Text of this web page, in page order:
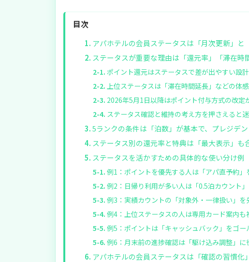
目次
アパホテルの会員ステータスは「月次更新」と
ステータスが重要な理由は「還元率」「滞在時
ポイント還元はステータスで差が出やすい設
上位ステータスは「滞在時間延長」などの体
2026年5月1日以降はポイント付与方式の改定
ステータス確認と維持の考え方を押さえると
5ランクの条件は「泊数」が基本で、プレジデ
ステータス別の還元率と特典は「最大表示」
ステータスを活かすための具体的な使い分け例
例1：ポイントを優先する人は「アパ直予約」
例2：日帰り利用が多い人は「0.5泊カウント
例3：実績カウントの「対象外・一律扱い」を
例4：上位ステータスの人は専用カード案内も
例5：ポイントは「キャッシュバック」をゴ
例6：月末前の進捗確認は「駆け込み調整」に
アパホテルの会員ステータスは「確認の習慣化